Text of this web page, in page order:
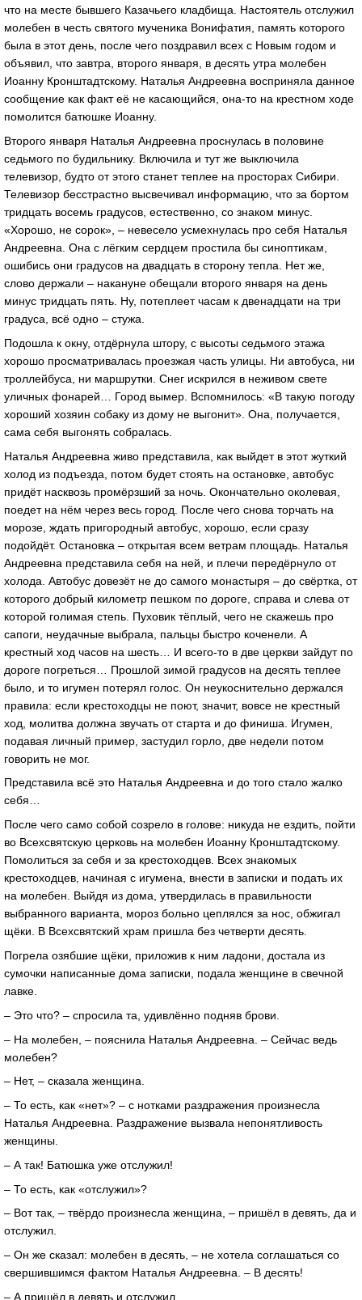
что на месте бывшего Казачьего кладбища. Настоятель отслужил
молебен в честь святого мученика Вонифатия, память которого
была в этот день, после чего поздравил всех с Новым годом и
объявил, что завтра, второго января, в десять утра молебен
Иоанну Кронштадтскому. Наталья Андреевна восприняла данное
сообщение как факт её не касающийся, она-то на крестном ходе
помолится батюшке Иоанну.
Второго января Наталья Андреевна проснулась в половине
седьмого по будильнику. Включила и тут же выключила
телевизор, будто от этого станет теплее на просторах Сибири.
Телевизор бесстрастно высвечивал информацию, что за бортом
тридцать восемь градусов, естественно, со знаком минус.
«Хорошо, не сорок», – невесело усмехнулась про себя Наталья
Андреевна. Она с лёгким сердцем простила бы синоптикам,
ошибись они градусов на двадцать в сторону тепла. Нет же,
слово держали – накануне обещали второго января на день
минус тридцать пять. Ну, потеплеет часам к двенадцати на три
градуса, всё одно – стужа.
Подошла к окну, отдёрнула штору, с высоты седьмого этажа
хорошо просматривалась проезжая часть улицы. Ни автобуса, ни
троллейбуса, ни маршрутки. Снег искрился в неживом свете
уличных фонарей… Город вымер. Вспомнилось: «В такую погоду
хороший хозяин собаку из дому не выгонит». Она, получается,
сама себя выгонять собралась.
Наталья Андреевна живо представила, как выйдет в этот жуткий
холод из подъезда, потом будет стоять на остановке, автобус
придёт насквозь промёрзший за ночь. Окончательно околевая,
поедет на нём через весь город. После чего снова торчать на
морозе, ждать пригородный автобус, хорошо, если сразу
подойдёт. Остановка – открытая всем ветрам площадь. Наталья
Андреевна представила себя на ней, и плечи передёрнуло от
холода. Автобус довезёт не до самого монастыря – до свёртка, от
которого добрый километр пешком по дороге, справа и слева от
которой голимая степь. Пуховик тёплый, чего не скажешь про
сапоги, неудачные выбрала, пальцы быстро коченели. А
крестный ход часов на шесть… И всего-то в две церкви зайдут по
дороге погреться… Прошлой зимой градусов на десять теплее
было, и то игумен потерял голос. Он неукоснительно держался
правила: если крестоходцы не поют, значит, вовсе не крестный
ход, молитва должна звучать от старта и до финиша. Игумен,
подавая личный пример, застудил горло, две недели потом
говорить не мог.
Представила всё это Наталья Андреевна и до того стало жалко
себя…
После чего само собой созрело в голове: никуда не ездить, пойти
во Всехсвятскую церковь на молебен Иоанну Кронштадтскому.
Помолиться за себя и за крестоходцев. Всех знакомых
крестоходцев, начиная с игумена, внести в записки и подать их
на молебен. Выйдя из дома, утвердилась в правильности
выбранного варианта, мороз больно цеплялся за нос, обжигал
щёки. В Всехсвятский храм пришла без четверти десять.
Погрела озябшие щёки, приложив к ним ладони, достала из
сумочки написанные дома записки, подала женщине в свечной
лавке.
– Это что? – спросила та, удивлённо подняв брови.
– На молебен, – пояснила Наталья Андреевна. – Сейчас ведь
молебен?
– Нет, – сказала женщина.
– То есть, как «нет»? – с нотками раздражения произнесла
Наталья Андреевна. Раздражение вызвала непонятливость
женщины.
– А так! Батюшка уже отслужил!
– То есть, как «отслужил»?
– Вот так, – твёрдо произнесла женщина, – пришёл в девять, да и
отслужил.
– Он же сказал: молебен в десять, – не хотела соглашаться со
свершившимся фактом Наталья Андреевна. – В десять!
– А пришёл в девять и отслужил.